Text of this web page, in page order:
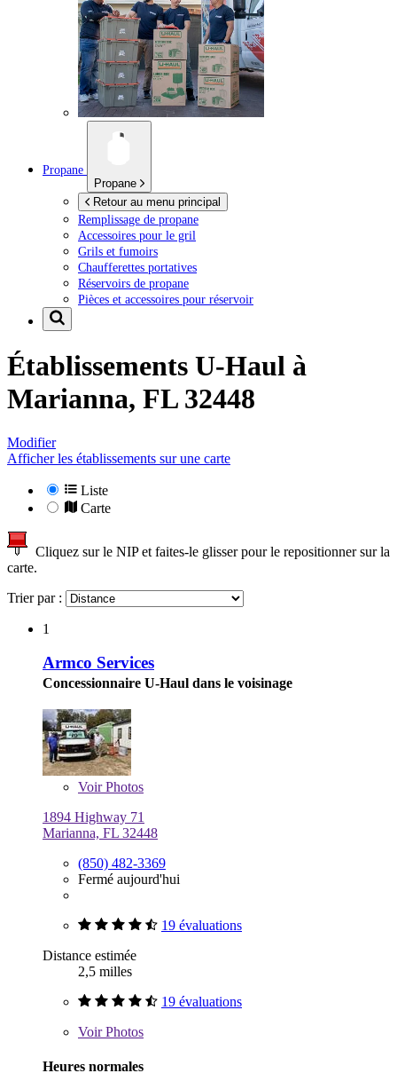
Propane
Propane
Retour au menu principal
Remplissage de propane
Accessoires pour le gril
Grils et fumoirs
Chaufferettes portatives
Réservoirs de propane
Pièces et accessoires pour réservoir
Établissements U-Haul à
Marianna, FL 32448
Modifier
Afficher les établissements sur une carte
Liste
Carte
Cliquez sur le NIP et faites-le glisser pour le repositionner sur la
carte.
Trier par :
1
Armco Services
Concessionnaire U-Haul dans le voisinage
VoirPhotos
1894 Highway 71
Marianna, FL 32448
(850) 482-3369
Fermé aujourd'hui
19 évaluations
Distance estimée
2,5 milles
19 évaluations
VoirPhotos
Heures normales